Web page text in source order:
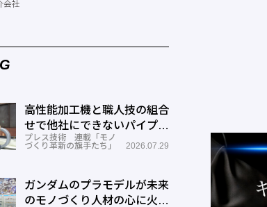
ジンラック｜日刊工業新聞社
会社
高性能加工機と職人技の組合
せで他社にできないパイプ曲
げを実現―ミナミ技研
プレス技術 連載「モノ
づくり革新の旗手たち」
2026.07.29
ガンダムのプラモデルが未来
のモノづくり人材の心に火を